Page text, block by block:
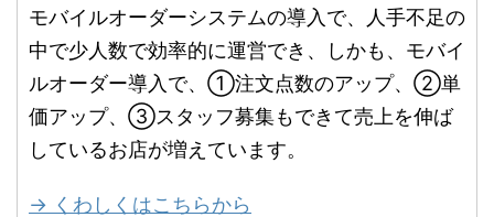
モバイルオーダーシステムの導入で、人手不足の
中で少人数で効率的に運営でき、しかも、モバイ
ルオーダー導入で、①注文点数のアップ、②単
価アップ、③スタッフ募集もできて売上を伸ば
しているお店が増えています。
→ くわしくはこちらから